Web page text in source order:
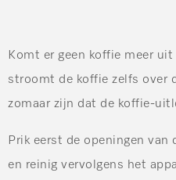
Komt er geen koffie meer
stroomt de koffie zelfs over
zomaar zijn dat de koffie-
Prik eerst de openingen
en reinig vervolgens het